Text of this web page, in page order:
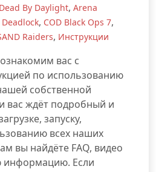
Dead By Daylight, Arena
Deadlock, COD Black Ops 7,
Raiders, Инструкции
вас с
по использованию
собственной
вас ждёт подробный и
запуску,
всех наших
вы найдёте FAQ, видео
информацию. Если